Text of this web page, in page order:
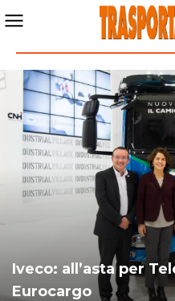
Iveco: all’asta per
Eurocargo